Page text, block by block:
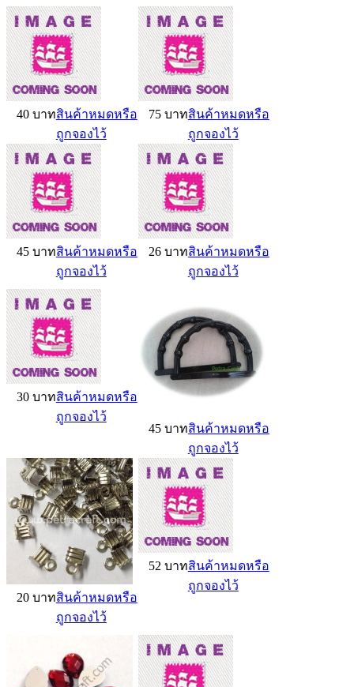
40 บาทสินค้าหมดหรือ
ถูกจองไว้
75 บาทสินค้าหมดหรือ
ถูกจองไว้
45 บาทสินค้าหมดหรือ
ถูกจองไว้
26 บาทสินค้าหมดหรือ
ถูกจองไว้
30 บาทสินค้าหมดหรือ
ถูกจองไว้
45 บาทสินค้าหมดหรือ
ถูกจองไว้
20 บาทสินค้าหมดหรือ
ถูกจองไว้
52 บาทสินค้าหมดหรือ
ถูกจองไว้